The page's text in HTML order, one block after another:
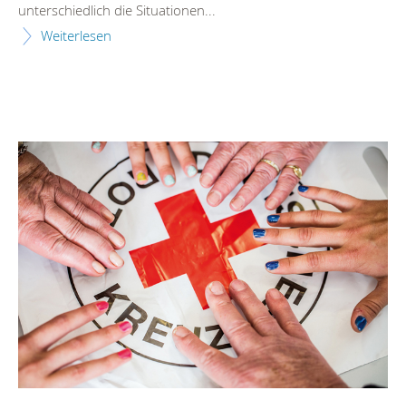
unterschiedlich die Situationen...
Weiterlesen